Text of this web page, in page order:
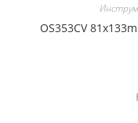
OS353CV